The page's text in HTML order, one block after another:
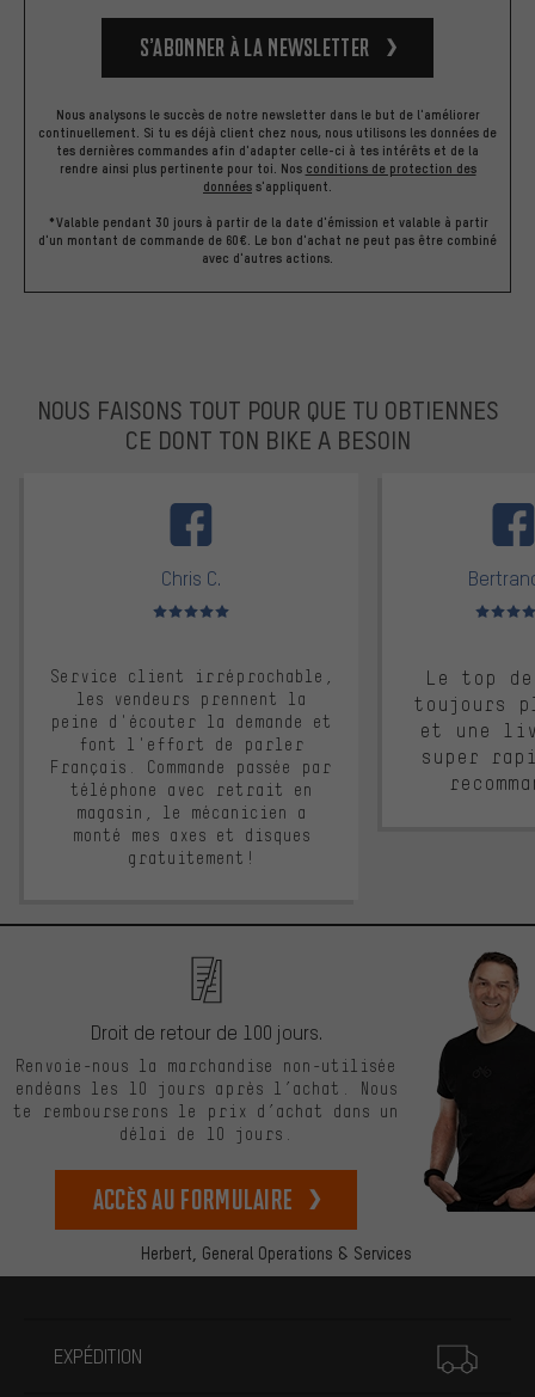
S’abonner à la newsletter
Nous analysons le succès de notre newsletter dans le but de l'améliorer
continuellement. Si tu es déjà client chez nous, nous utilisons les données de
tes dernières commandes afin d'adapter celle-ci à tes intérêts et de la
rendre ainsi plus pertinente pour toi. Nos conditions de protection des
données s'appliquent.
*Valable pendant 30 jours à partir de la date d'émission et valable à partir
d'un montant de commande de 60€. Le bon d'achat ne peut pas être combiné
avec d'autres actions.
NOUS FAISONS TOUT POUR QUE TU OBTIENNES
CE DONT TON BIKE A BESOIN
Chris C.
Note moyenne : 5 sur 5
Service client irréprochable,
les vendeurs prennent la
peine d'écouter la demande et
font l'effort de parler
Français. Commande passée par
téléphone avec retrait en
magasin, le mécanicien a
monté mes axes et disques
gratuitement!
Note
Le top
toujours
et une
super
Herbert, General Operations & Services
Droit de retour de 100 jours.
Renvoie-nous la marchandise non-utilisée
endéans les 10 jours après l’achat. Nous
te rembourserons le prix d’achat dans un
délai de 10 jours.
Accès au formulaire
EXPÉDITION